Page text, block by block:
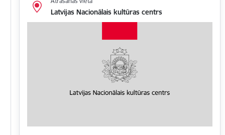
Latvijas Nacionālais kultūras centrs